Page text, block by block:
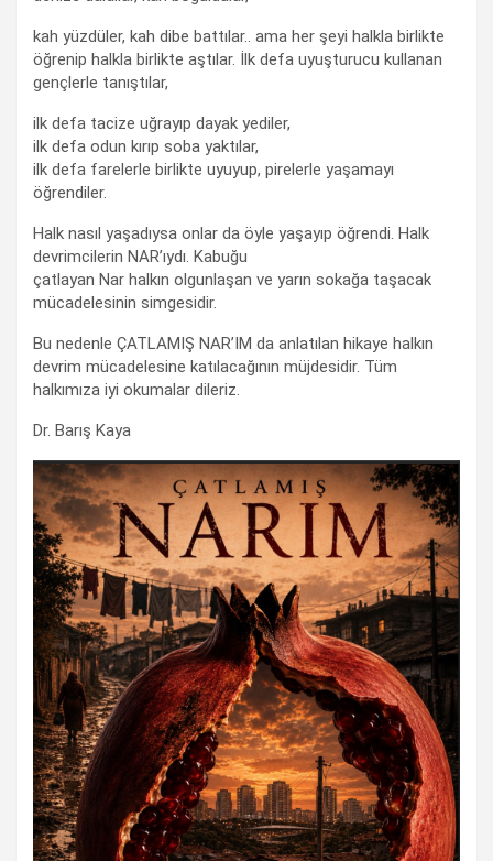
kah yüzdüler, kah dibe battılar.. ama her şeyi halkla birlikte
öğrenip halkla birlikte aştılar. İlk defa uyuşturucu kullanan
gençlerle tanıştılar,
ilk defa tacize uğrayıp dayak yediler,
ilk defa odun kırıp soba yaktılar,
ilk defa farelerle birlikte uyuyup, pirelerle yaşamayı
öğrendiler.
Halk nasıl yaşadıysa onlar da öyle yaşayıp öğrendi. Halk
devrimcilerin NAR’ıydı. Kabuğu
çatlayan Nar halkın olgunlaşan ve yarın sokağa taşacak
mücadelesinin simgesidir.
Bu nedenle ÇATLAMIŞ NAR’IM da anlatılan hikaye halkın
devrim mücadelesine katılacağının müjdesidir. Tüm
halkımıza iyi okumalar dileriz.
Dr. Barış Kaya